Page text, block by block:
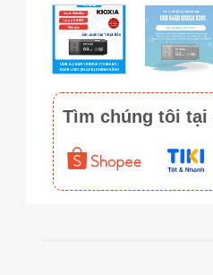
Tìm chúng tôi tại